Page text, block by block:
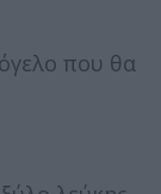
που θα